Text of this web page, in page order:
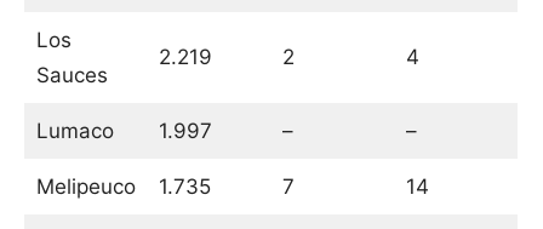
Los
Sauces
2.219 2 4
Lumaco 1.997 – –
Melipeuco 1.735 7 14